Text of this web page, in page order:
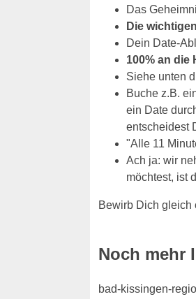
Das
Die
Dein Date-
100% an
Siehe unten
Buche z.B.
ein Date
entscheidest
"Alle 11
Ach ja: wir
möchtest, ist
Bewirb Dich gleich
Noch mehr
bad-kissingen-